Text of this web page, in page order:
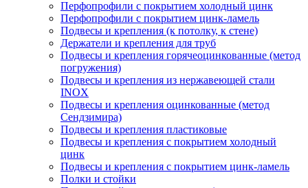
Перфопрофили с покрытием холодный цинк
Перфопрофили с покрытием цинк-ламель
Подвесы и крепления (к потолку, к стене)
Держатели и крепления для труб
Подвесы и крепления горячеоцинкованные (метод
погружения)
Подвесы и крепления из нержавеющей стали
INOX
Подвесы и крепления оцинкованные (метод
Сендзимира)
Подвесы и крепления пластиковые
Подвесы и крепления с покрытием холодный
цинк
Подвесы и крепления с покрытием цинк-ламель
Полки и стойки